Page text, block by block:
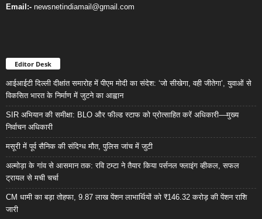
Email:- newsnetindiamail@gmail.com
Editor Desk
आईआईटी दिल्ली दीक्षांत समारोह में पीएम मोदी का संदेश: ‘जो सीखेगा, वही जीतेगा’, युवाओं से
विकसित भारत के निर्माण में जुटने का आह्वान
SIR अभियान की समीक्षा: BLO और फील्ड स्टाफ को प्रोत्साहित करें अधिकारी—मुख्य
निर्वाचन अधिकारी
मसूरी में पूर्व सैनिक की संदिग्ध मौत, पुलिस जांच में जुटी
अल्मोड़ा के गांव से आसमान तक: रवि टम्टा ने तैयार किया पर्सनल फ्लाइंग व्हीकल, सफल
ट्रायल से मची चर्चा
CM धामी का बड़ा तोहफा, 9.87 लाख पेंशन लाभार्थियों को ₹146.32 करोड़ की पेंशन राशि
जारी